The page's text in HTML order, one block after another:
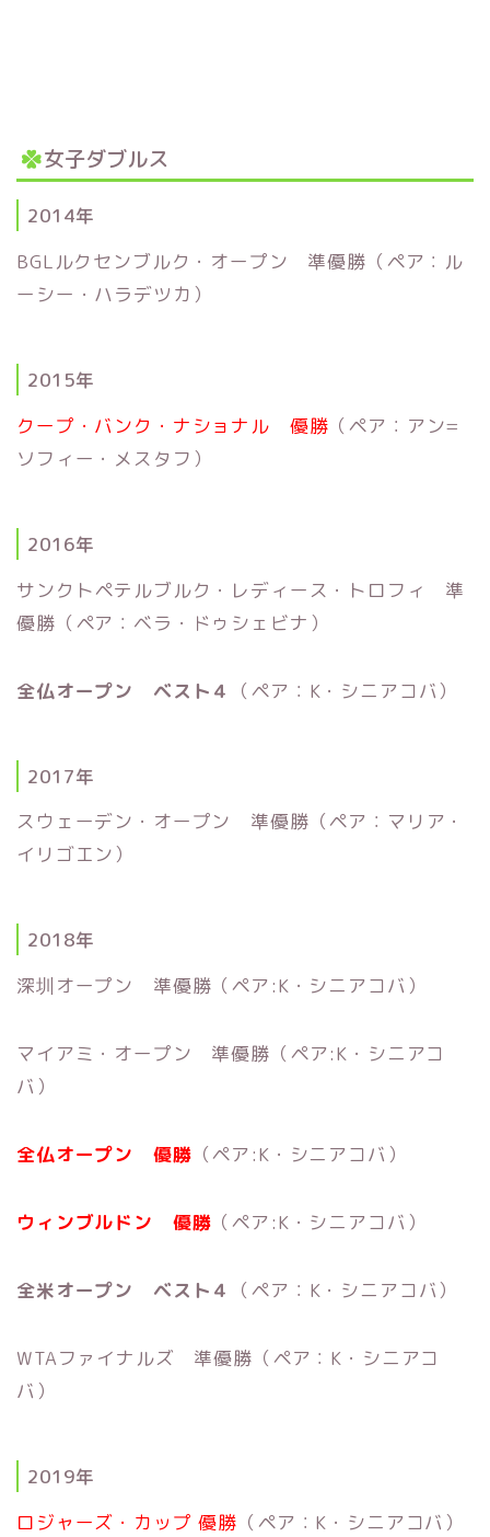
女子ダブルス
2014年
BGLルクセンブルク・オープン 準優勝（ペア：ル
ーシー・ハラデツカ）
2015年
クープ・バンク・ナショナル 優勝 （ペア：アン=
ソフィー・メスタフ）
2016年
サンクトペテルブルク・レディース・トロフィ 準
優勝（ペア：ベラ・ドゥシェビナ）
全仏オープン ベスト４ （ペア：K・シニアコバ）
2017年
スウェーデン・オープン 準優勝（ペア：マリア・
イリゴエン）
2018年
深圳オープン 準優勝（ペア:K・シニアコバ）
マイアミ・オープン 準優勝（ペア:K・シニアコ
バ）
全仏オープン 優勝 （ペア:K・シニアコバ）
ウィンブルドン 優勝 （ペア:K・シニアコバ）
全米オープン ベスト４ （ペア：K・シニアコバ）
WTAファイナルズ 準優勝（ペア：K・シニアコ
バ）
2019年
ロジャーズ・カップ 優勝 （ペア：K・シニアコバ）